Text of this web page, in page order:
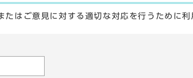
はご意見に対する適切な対応を行うために